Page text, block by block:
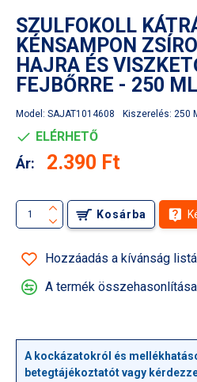
SZULFOKOLL
KÉNSAMPON
HAJRA ÉS
FEJBŐRRE - 250 ML
Model: SAJAT1014608 Kiszerelés: 250
ELÉRHETŐ
Ár: 2.390 Ft
Kosárba
Hozzáadás a kívánság
A termék összehasonlítása
A kockázatokról és
betegtájékoztatót vagy